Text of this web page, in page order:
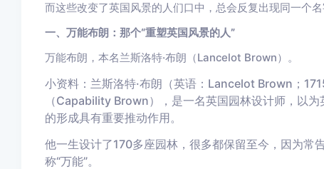
而这些改变了英国风景的人们口中，总会反复出现同一个
一、万能布朗：那个“重塑英国风景的人”
万能布朗，本名兰斯洛特·布朗（Lancelot Brown）。
小资料：兰斯洛特·布朗（英语：Lancelot Brown；
（Capability Brown），是一名英国园林设计师，以
的形成具有重要推动作用。
他一生设计了170多座园林，很多都保留至今，因为常
称“万能”。